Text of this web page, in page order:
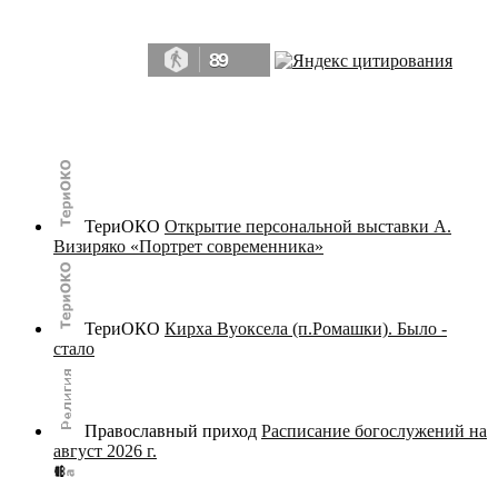
89
ТериОКО Открытие персональной выставки А.
Визиряко «Портрет современника»
ТериОКО Кирха Вуоксела (п.Ромашки). Было -
стало
Православный приход Расписание богослужений на
август 2026 г.